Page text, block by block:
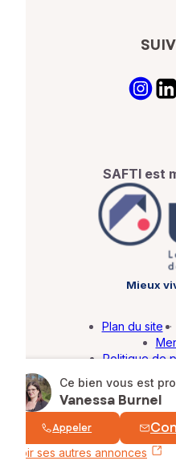
Ce bien vous est
Vanessa Burnel
Appeler
Voir ses autres annonces
SAFTI est
Mieux
© SAFTI
Plan du site ·
Politique de